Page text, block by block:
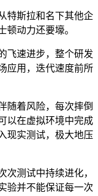
斯拉和名下其他企
顿动力还要壕。
速进步，整个研发
应用，迭代速度前所
着风险，每次摔倒
以在虚拟环境中完成
现实测试，极大地压
测试中持续进化，
验并不能保证每一次